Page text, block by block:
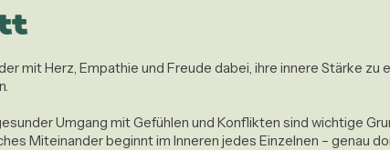
mit Herz, Empathie und Freude dabei, ihre innere Stärke
Umgang mit Gefühlen und Konflikten sind wichtige
Miteinander beginnt im Inneren jedes Einzelnen – genau